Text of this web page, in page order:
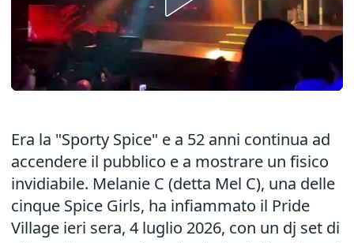
Era la "Sporty Spice" e a 52 anni continua ad
accendere il pubblico e a mostrare un fisico
invidiabile. Melanie C (detta Mel C), una delle
cinque Spice Girls, ha infiammato il Pride
Village ieri sera, 4 luglio 2026, con un dj set di